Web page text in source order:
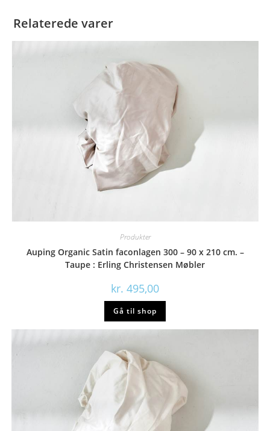
Relaterede varer
Produkter
Auping Organic Satin faconlagen 300 – 90 x 210 cm. –
Taupe : Erling Christensen Møbler
kr. 495,00
Gå til shop